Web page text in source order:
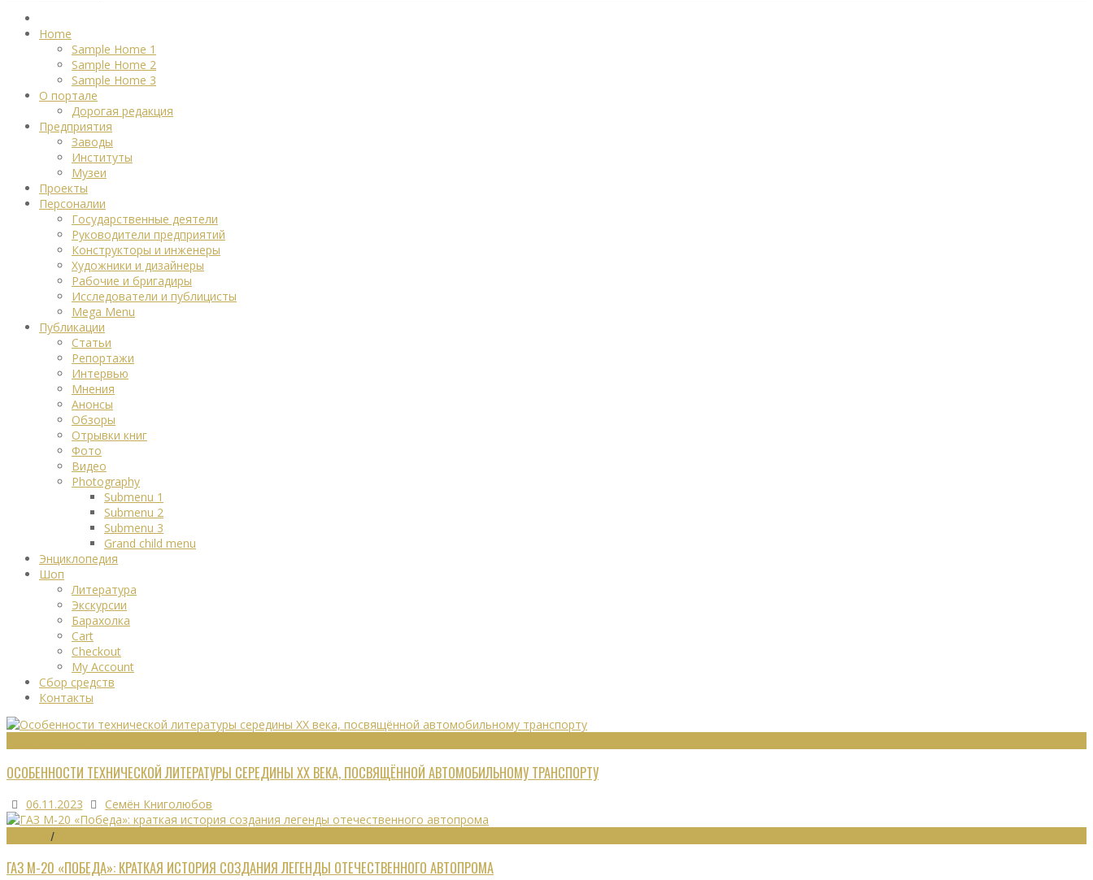
Home
Sample Home 1
Sample Home 2
Sample Home 3
О портале
Дорогая редакция
Предприятия
Заводы
Институты
Музеи
Проекты
Персоналии
Государственные деятели
Руководители предприятий
Конструкторы и инженеры
Художники и дизайнеры
Рабочие и бригадиры
Исследователи и публицисты
Mega Menu
Публикации
Статьи
Репортажи
Интервью
Мнения
Анонсы
Обзоры
Отрывки книг
Фото
Видео
Photography
Submenu 1
Submenu 2
Submenu 3
Grand child menu
Энциклопедия
Шоп
Литература
Экскурсии
Барахолка
Cart
Checkout
My Account
Сбор средств
Контакты
ОСОБЕННОСТИ ТЕХНИЧЕСКОЙ ЛИТЕРАТУРЫ СЕРЕДИНЫ XX ВЕКА, ПОСВЯЩЁННОЙ АВТОМОБИЛЬНОМУ ТРАНСПОРТУ
06.11.2023 Семён Книголюбов
/
ГАЗ М-20 «ПОБЕДА»: КРАТКАЯ ИСТОРИЯ СОЗДАНИЯ ЛЕГЕНДЫ ОТЕЧЕСТВЕННОГО АВТОПРОМА